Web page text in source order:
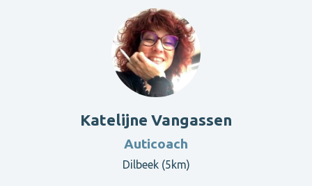
Katelijne Vangassen
Auticoach
Dilbeek (5km)